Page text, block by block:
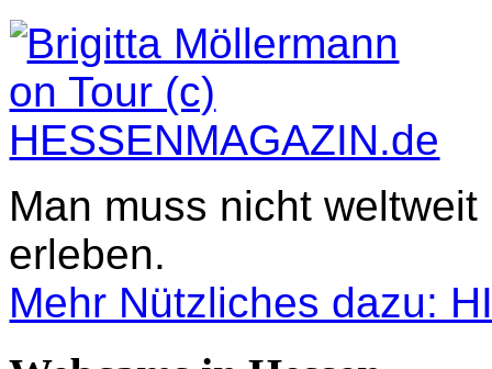
Man muss nicht
erleben.
Mehr Nützliches dazu: